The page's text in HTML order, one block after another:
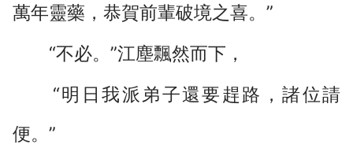
萬年靈藥，恭賀前輩破境之喜。”
“不必。”江塵飄然而下，
“明日我派弟子還要趕路，諸位請
便。”